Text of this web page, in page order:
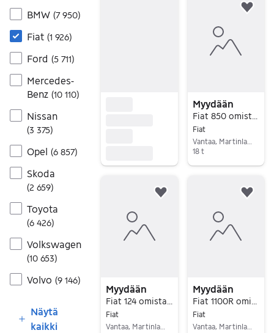
BMW (7 950)
Fiat (1 926)
Ford (5 711)
Mercedes-
Benz (10 110)
Nissan
(3 375)
Opel (6 857)
Skoda
(2 659)
Toyota
(6 426)
Volkswagen
(10 653)
Volvo (9 146)
Näytä
kaikki
Myydään
Fiat
Vantaa, Martinlaakso, Uusimaa
18 t
Siirry ilmoitukseen
Myydään
Fiat
Myydään
Fiat
Vantaa, Martinlaakso, Uusimaa